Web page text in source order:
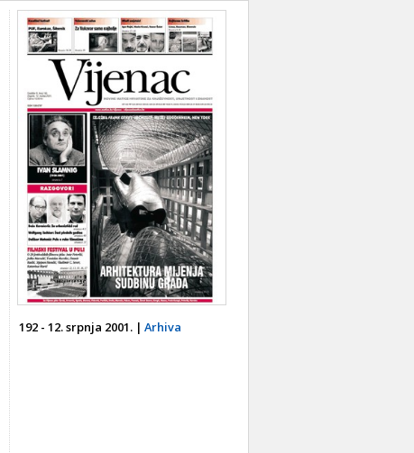
192 - 12. srpnja 2001. | Arhiva